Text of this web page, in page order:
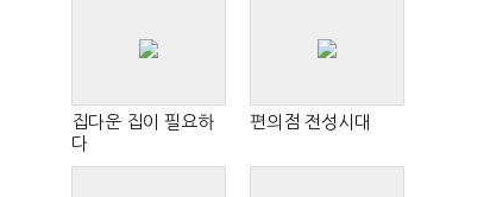
집다운 집이 필요하
다
편의점 전성시대